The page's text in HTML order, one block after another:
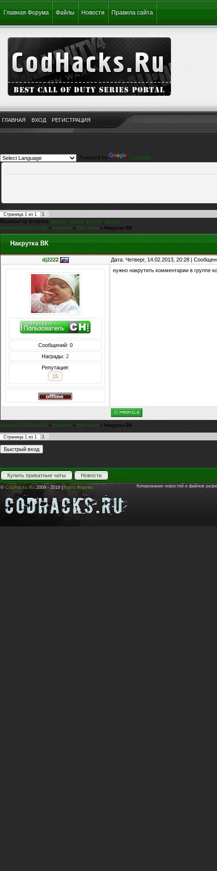
Главная Форума Файлы Новости Правила сайта
ГЛАВНАЯ ВХОД РЕГИСТРАЦИЯ
Powered by Translate
Страница 1 из 1
1
Модератор форума:g0d-me,Casus, FiLLiN,iEnjoy
Форум CoDHacks.Ru » Курилка » Обо всем » Накрутка ВК
Накрутка ВК
dj2222 Дата: Четверг, 14.02.2013, 20:28 |
Сообщений: 0
Награды: 2
Репутация:
15
нужно накрутить комментарии в группе
Форум CoDHacks.Ru » Курилка » Обо всем » Накрутка ВК
Страница 1 из 1 1
Купить приватные читы Новости
© CoDHacks.Ru 2009 - 2018 | Карта Форума Копирование новостей и файлов